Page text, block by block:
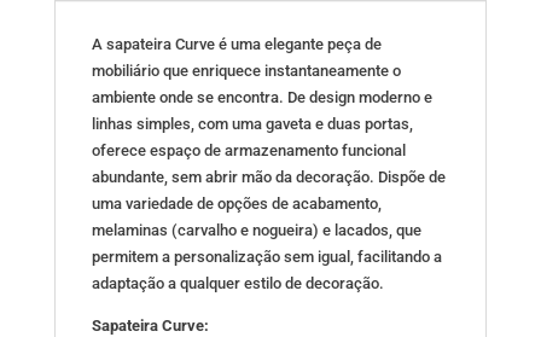
A sapateira Curve é uma elegante peça de
mobiliário que enriquece instantaneamente o
ambiente onde se encontra. De design moderno e
linhas simples, com uma gaveta e duas portas,
oferece espaço de armazenamento funcional
abundante, sem abrir mão da decoração. Dispõe de
uma variedade de opções de acabamento,
melaminas (carvalho e nogueira) e lacados, que
permitem a personalização sem igual, facilitando a
adaptação a qualquer estilo de decoração.
Sapateira Curve: